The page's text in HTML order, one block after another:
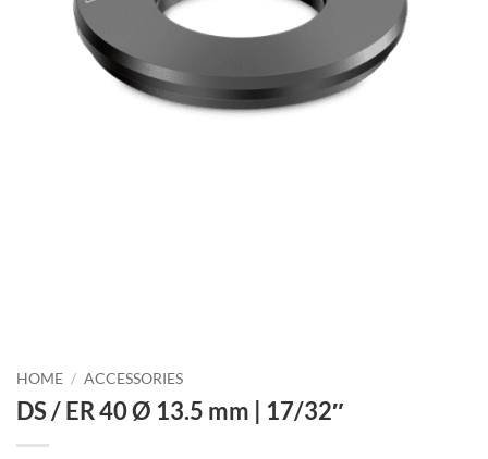
HOME / ACCESSORIES
DS / ER 40 Ø 13.5 mm | 17/32″